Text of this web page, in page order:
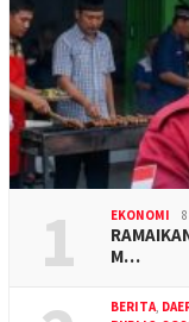
1 EKONOMI
M…
BERITA,